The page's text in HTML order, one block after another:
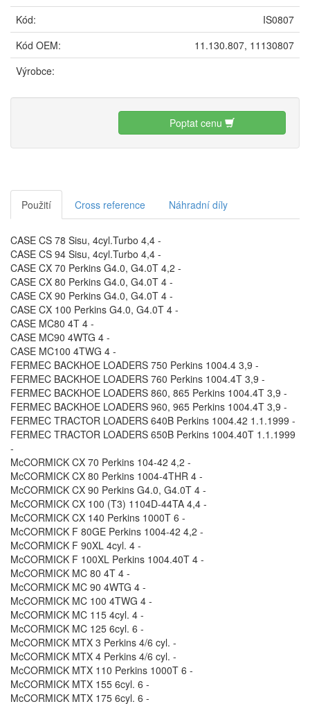
Kód:
IS0807
Kód OEM:
11.130.807, 11130807
Výrobce:
Poptat cenu
Použití Cross reference Náhradní díly
CASE CS 78 Sisu, 4cyl.Turbo 4,4 -
CASE CS 94 Sisu, 4cyl.Turbo 4,4 -
CASE CX 70 Perkins G4.0, G4.0T 4,2 -
CASE CX 80 Perkins G4.0, G4.0T 4 -
CASE CX 90 Perkins G4.0, G4.0T 4 -
CASE CX 100 Perkins G4.0, G4.0T 4 -
CASE MC80 4T 4 -
CASE MC90 4WTG 4 -
CASE MC100 4TWG 4 -
FERMEC BACKHOE LOADERS 750 Perkins 1004.4 3,9 -
FERMEC BACKHOE LOADERS 760 Perkins 1004.4T 3,9 -
FERMEC BACKHOE LOADERS 860, 865 Perkins 1004.4T 3,9 -
FERMEC BACKHOE LOADERS 960, 965 Perkins 1004.4T 3,9 -
FERMEC TRACTOR LOADERS 640B Perkins 1004.42 1.1.1999 -
FERMEC TRACTOR LOADERS 650B Perkins 1004.40T 1.1.1999
-
McCORMICK CX 70 Perkins 104-42 4,2 -
McCORMICK CX 80 Perkins 1004-4THR 4 -
McCORMICK CX 90 Perkins G4.0, G4.0T 4 -
McCORMICK CX 100 (T3) 1104D-44TA 4,4 -
McCORMICK CX 140 Perkins 1000T 6 -
McCORMICK F 80GE Perkins 1004-42 4,2 -
McCORMICK F 90XL 4cyl. 4 -
McCORMICK F 100XL Perkins 1004.40T 4 -
McCORMICK MC 80 4T 4 -
McCORMICK MC 90 4WTG 4 -
McCORMICK MC 100 4TWG 4 -
McCORMICK MC 115 4cyl. 4 -
McCORMICK MC 125 6cyl. 6 -
McCORMICK MTX 3 Perkins 4/6 cyl. -
McCORMICK MTX 4 Perkins 4/6 cyl. -
McCORMICK MTX 110 Perkins 1000T 6 -
McCORMICK MTX 155 6cyl. 6 -
McCORMICK MTX 175 6cyl. 6 -